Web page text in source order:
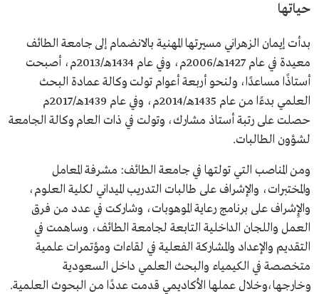
حياتها
بدأت إيمان الزهراني مسيرتها المهنية بالانضمام إلى جامعة الطائف
معيدة في عام 1427هـ/2006م، وفي عام 1434هـ/2013م، أصبحت
أستاذًا مساعدًا، ولنحو أربعة أعوام تولت وكالة عمادة البحث
العلمي بدءًا من عام 1435هـ/2014م، وفي عام 1439هـ/2017م
حصلت على رتبة أستاذ مشارك، وتولت في ذات العام وكالة الجامعة
لشؤون الطالبات.
ومن المناصب التي تولتها في جامعة الطائف: مشرفة المعامل
والمختبرات، والإشراف على طالبات التدريب الميداني لكلية العلوم،
والإِشراف على برنامج رعاية الموهوبات، وشاركت في عدد من فرق
العمل واللجان الداخلية التابعة لجامعة الطائف، وساهمت في
التقديم والإعداد والمشاركة الفعلية في لقاءات ومؤتمرات علمية
متخصصة في الكيمياء والبحث العلمي داخل السعودية
وخارجها،وخلال عملها الأكاديمي قدمت عددًا من البحوث العلمية.